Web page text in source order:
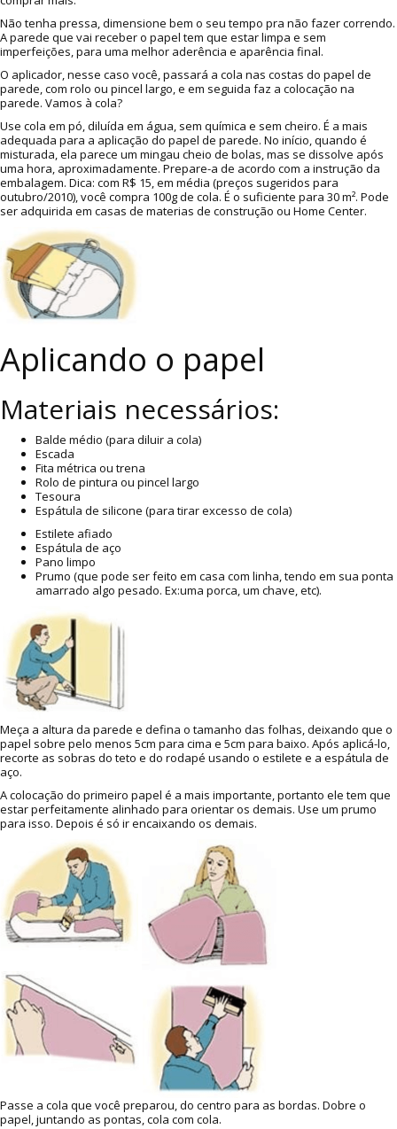
Não tenha pressa, dimensione bem o seu tempo pra não fazer correndo.
A parede que vai receber o papel tem que estar limpa e sem
imperfeições, para uma melhor aderência e aparência final.
O aplicador, nesse caso você, passará a cola nas costas do papel de
parede, com rolo ou pincel largo, e em seguida faz a colocação na
parede. Vamos à cola?
Use cola em pó, diluída em água, sem química e sem cheiro. É a mais
adequada para a aplicação do papel de parede. No início, quando é
misturada, ela parece um mingau cheio de bolas, mas se dissolve após
uma hora, aproximadamente. Prepare-a de acordo com a instrução da
embalagem. Dica: com R$ 15, em média (preços sugeridos para
outubro/2010), você compra 100g de cola. É o suficiente para 30 m². Pode
ser adquirida em casas de materias de construção ou Home Center.
Aplicando o papel
Materiais necessários:
Balde médio (para diluir a cola)
Escada
Fita métrica ou trena
Rolo de pintura ou pincel largo
Tesoura
Espátula de silicone (para tirar excesso de cola)
Estilete afiado
Espátula de aço
Pano limpo
Prumo (que pode ser feito em casa com linha, tendo em sua ponta
amarrado algo pesado. Ex:uma porca, um chave, etc).
Meça a altura da parede e defina o tamanho das folhas, deixando que o
papel sobre pelo menos 5cm para cima e 5cm para baixo. Após aplicá-lo,
recorte as sobras do teto e do rodapé usando o estilete e a espátula de
aço.
A colocação do primeiro papel é a mais importante, portanto ele tem que
estar perfeitamente alinhado para orientar os demais. Use um prumo
para isso. Depois é só ir encaixando os demais.
Passe a cola que você preparou, do centro para as bordas. Dobre o
papel, juntando as pontas, cola com cola.